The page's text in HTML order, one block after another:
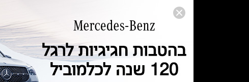
מגזין מרצדס-בנץ
ספרי רכב מרצדס-בנץ
נתוני זיהום אוויר וצריכת דלק וחשמל
נתוני תווית צמיגים